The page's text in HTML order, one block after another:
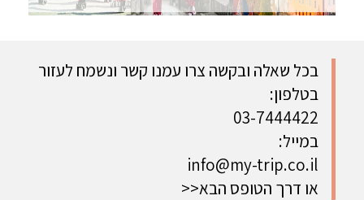
המדינות
מסע בין
תרבות, נופים
וערים ציוריות
טיול ליפן |
מסלול הדגל
ליפן כולל
טיול לדרום
פסח טיול
מקיף בפנינת
בכל שאלה ובקשה צרו עמנו קשר ונשמח לעזור
בטלפון:
03-7444422
במייל:
info@my-trip.co.il
או דרך הטופס הבא>>